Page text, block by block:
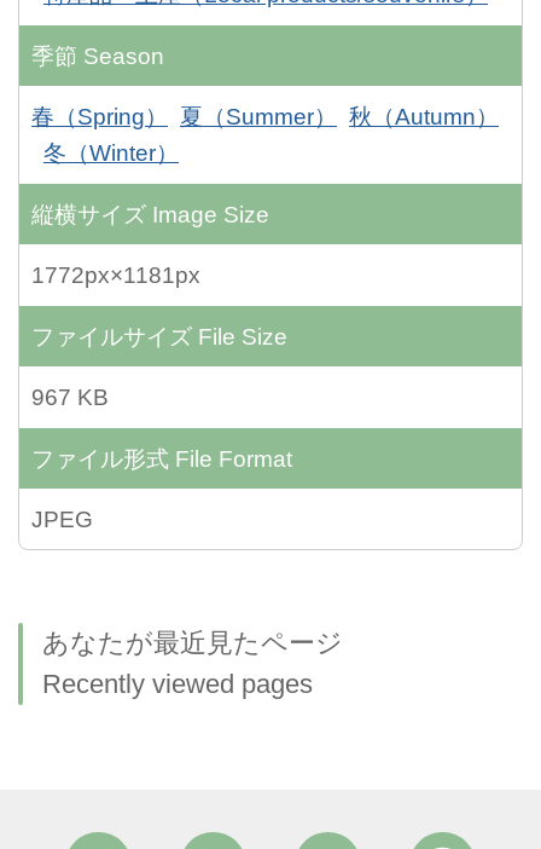
季節 Season
春（Spring） 夏（Summer）
秋（Autumn）
冬（Winter）
縦横サイズ Image Size
1772px×1181px
ファイルサイズ File Size
967 KB
ファイル形式 File Format
JPEG
あなたが最近見たページ
Recently viewed pages